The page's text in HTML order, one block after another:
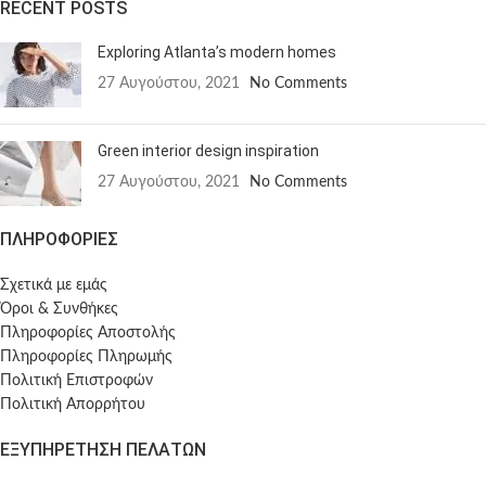
RECENT POSTS
Exploring Atlanta’s modern homes
27 Αυγούστου, 2021 No Comments
Green interior design inspiration
27 Αυγούστου, 2021 No Comments
ΠΛΗΡΟΦΟΡΙΕΣ
Σχετικά με εμάς
Όροι & Συνθήκες
Πληροφορίες Αποστολής
Πληροφορίες Πληρωμής
Πολιτική Επιστροφών
Πολιτική Απορρήτου
ΕΞΥΠΗΡΕΤΗΣΗ ΠΕΛΑΤΩΝ